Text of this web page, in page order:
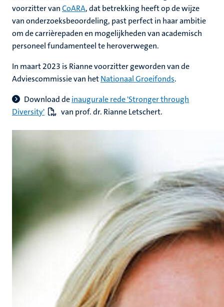
voorzitter vanCoARA, dat betrekking heeft op de wijze
van onderzoeksbeoordeling, past perfect in haar ambitie
om de carrièrepaden en mogelijkheden van academisch
personeel fundamenteel te heroverwegen.
In maart 2023 is Rianne voorzitter geworden van de
Adviescommissie van hetNationaal Groeifonds.
Download deinaugurale rede 'Stronger through
Diversity'
van prof. dr. Rianne Letschert.